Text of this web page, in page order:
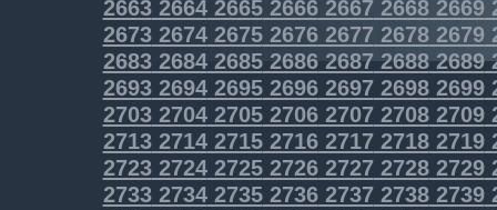
26632664266526662667 26682669
26732674267526762677 26782679
2683268426852686268726882689
2693269426952696269726982699
2703270427052706270727082709
2713271427152716271727182719
2723272427252726272727282729
2733273427352736273727382739